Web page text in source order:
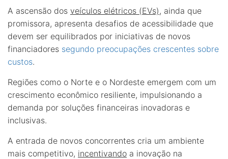
A ascensão dos veículos elétricos (EVs) , ainda que
promissora, apresenta desafios de acessibilidade que
devem ser equilibrados por iniciativas de novos
financiadores segundo preocupações crescentes sobre
custos.
Regiões como o Norte e o Nordeste emergem com um
crescimento econômico resiliente, impulsionando a
demanda por soluções financeiras inovadoras e
inclusivas.
A entrada de novos concorrentes cria um ambiente
mais competitivo, incentivando a inovação na